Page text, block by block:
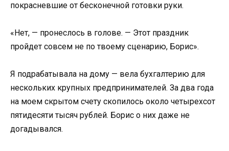
покрасневшие от бесконечной готовки руки.
«Нет, — пронеслось в голове. — Этот праздник
пройдет совсем не по твоему сценарию, Борис».
Я подрабатывала на дому — вела бухгалтерию для
нескольких крупных предпринимателей. За два года
на моем скрытом счету скопилось около четырехсот
пятидесяти тысяч рублей. Борис о них даже не
догадывался.